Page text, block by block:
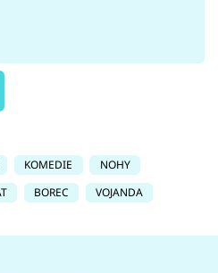
KOMEDIE
NOHY
BOREC VOJANDA